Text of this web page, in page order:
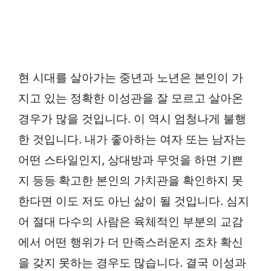
현 시대를 살아가는 중년과 노년은 본인이 가
지고 있는 정확한 이성관을 잘 모르고 살아온
경우가 많을 것입니다. 이 역시 엄청나게 불행
한 것입니다. 내가 좋아하는 여자 또는 남자는
어떤 스타일인지, 상대방과 무엇을 하면 기쁜
지 등등 확고한 본인의 가치관을 확인하지 못
한다면 이도 저도 아닌 삶이 될 것입니다. 심지
어 절대 다수의 사람은 육체적인 부분의 교감
에서 어떤 행위가 더 만족스러운지 조차 확신
을 갖지 못하는 경우도 많습니다. 결국 이성과